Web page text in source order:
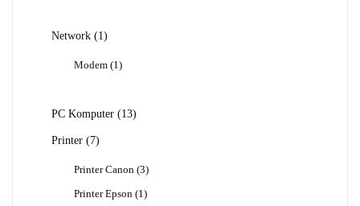
Network 11
Modem 1 1
PC Komputer 1313
Printer
77
Printer Canon 33
Printer Epson
1 1